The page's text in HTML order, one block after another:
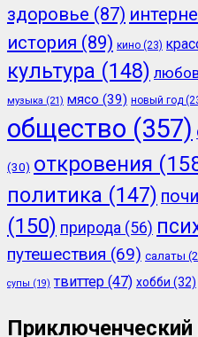
здоровье (87)
история (89) кино (23)
культура (148)
музыка (21) мясо (39) новый год
общество (357)
(30) откровения
политика (147)
(150) природа (56)
путешествия (69) салаты
супы (19) твиттер (47) хобби (32)